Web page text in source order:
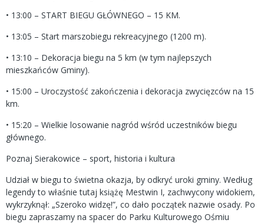
• 13:00 – START BIEGU GŁÓWNEGO – 15 KM.
• 13:05 – Start marszobiegu rekreacyjnego (1200 m).
• 13:10 – Dekoracja biegu na 5 km (w tym najlepszych
mieszkańców Gminy).
• 15:00 – Uroczystość zakończenia i dekoracja zwycięzców na 15
km.
• 15:20 – Wielkie losowanie nagród wśród uczestników biegu
głównego.
Poznaj Sierakowice – sport, historia i kultura
Udział w biegu to świetna okazja, by odkryć uroki gminy. Według
legendy to właśnie tutaj książę Mestwin I, zachwycony widokiem,
wykrzyknął: „Szeroko widzę!”, co dało początek nazwie osady. Po
biegu zapraszamy na spacer do Parku Kulturowego Ośmiu